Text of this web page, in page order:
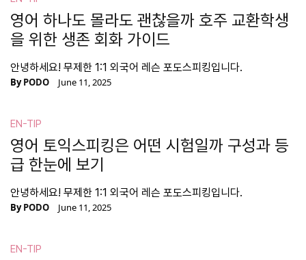
영어 하나도 몰라도 괜찮을까 호주 교환학생
을 위한 생존 회화 가이드
안녕하세요! 무제한 1:1 외국어 레슨 포도스피킹입니다.
ByPODO June 11, 2025
EN-TIP
영어 토익스피킹은 어떤 시험일까 구성과 등
급 한눈에 보기
안녕하세요! 무제한 1:1 외국어 레슨 포도스피킹입니다.
ByPODO June 11, 2025
EN-TIP